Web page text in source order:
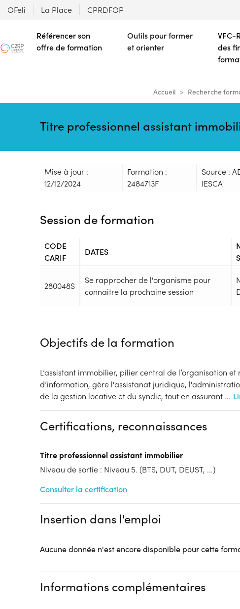
OFeli La Place CPRDFOP
Référencer son
offre de formation
Outils pour former
et orienter
VFC-
des
Accueil Recherche
Titre professionnel assistant
Mise à jour :
12/12/2024
Formation :
2484713F
Source :
IESCA
Session de formation
CODE
CARIF
DATES
280048S
Se rapprocher de l'organisme pour
connaitre la prochaine session
Durée en centre :658h
Rythme :
Hors temps de travail
Type de parcours :Parcours individualisé
Dispositif
Financeur
FC
AIF...)
Tarif :N.C.
Lieu de formation
24b Rue Gantois
ADONIS - Rose Carmin
Pas d'accès handicap
Restauration :
Pas de restauration
Transport :Pas de transport
Objectifs de la formation
L’assistant immobilier, pilier central de l’organisation et
d’information, gère l'assistanat juridique,
de la gestion locative et du syndic, tout en assurant ...
Certifications, reconnaissances
Titre professionnel assistant immobilier
Niveau de sortie : Niveau 5. (BTS, DUT, DEUST, ...)
Consulter la certification
Insertion dans l'emploi
Aucune donnée n'est encore disponible pour cette
Informations complémentaires